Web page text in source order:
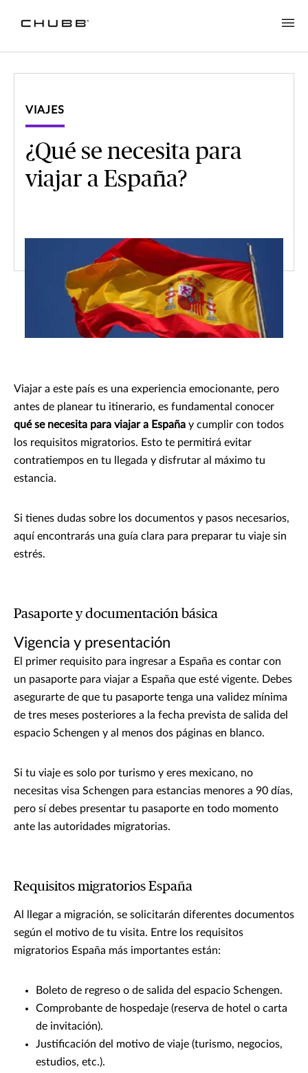
VIAJES
¿Qué se necesita para
viajar a España?
Viajar a este país es una experiencia emocionante, pero
antes de planear tu itinerario, es fundamental conocer
qué se necesita para viajar a España y cumplir con todos
los requisitos migratorios. Esto te permitirá evitar
contratiempos en tu llegada y disfrutar al máximo tu
estancia.
Si tienes dudas sobre los documentos y pasos necesarios,
aquí encontrarás una guía clara para preparar tu viaje sin
estrés.
Pasaporte y documentación básica
Vigencia y presentación
El primer requisito para ingresar a España es contar con
un pasaporte para viajar a España que esté vigente. Debes
asegurarte de que tu pasaporte tenga una validez mínima
de tres meses posteriores a la fecha prevista de salida del
espacio Schengen y al menos dos páginas en blanco.
Si tu viaje es solo por turismo y eres mexicano, no
necesitas visa Schengen para estancias menores a 90 días,
pero sí debes presentar tu pasaporte en todo momento
ante las autoridades migratorias.
Requisitos migratorios España
Al llegar a migración, se solicitarán diferentes documentos
según el motivo de tu visita. Entre los requisitos
migratorios España más importantes están:
Boleto de regreso o de salida del espacio Schengen.
Comprobante de hospedaje (reserva de hotel o carta
de invitación).
Justificación del motivo de viaje (turismo, negocios,
estudios, etc.).